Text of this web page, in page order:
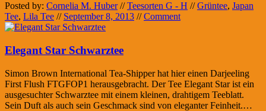
Posted by: Cornelia M. Huber // Teesorten G - H // Grüntee, Japan
Tee, Lila Tee // September 8, 2013 //Comment
Elegant Star Schwarztee
Simon Brown International Tea-Shipper hat hier einen Darjeeling
First Flush FTGFOP1 herausgebracht. Der Tee Elegant Star ist ein
ausgesuchter Schwarztee mit einem kleinen, drahtigem Teeblatt.
Sein Duft als auch sein Geschmack sind von eleganter Feinheit.…